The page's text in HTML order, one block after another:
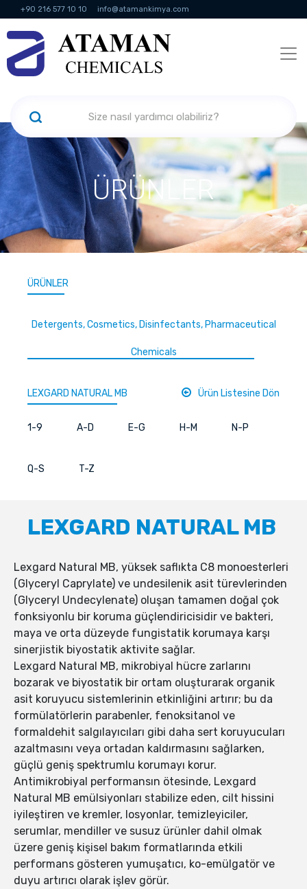
+90 216 577 10 10 info@atamankimya.com
KVKK Politikası Bilgi Toplumu Hizmetleri
ÜRÜNLER
ÜRÜNLER
Detergents, Cosmetics, Disinfectants, Pharmaceutical
Chemicals
LEXGARD NATURAL MB Ürün Listesine Dön
1-9 A-D E-G H-M N-P
Q-S T-Z
LEXGARD NATURAL MB
Lexgard Natural MB, yüksek saflıkta C8 monoesterleri
(Glyceryl Caprylate) ve undesilenik asit türevlerinden
(Glyceryl Undecylenate) oluşan tamamen doğal çok
fonksiyonlu bir koruma güçlendiricisidir ve bakteri,
maya ve orta düzeyde fungistatik korumaya karşı
sinerjistik biyostatik aktivite sağlar.
Lexgard Natural MB, mikrobiyal hücre zarlarını
bozarak ve biyostatik bir ortam oluşturarak organik
asit koruyucu sistemlerinin etkinliğini artırır; bu da
formülatörlerin parabenler, fenoksitanol ve
formaldehit salgılayıcıları gibi daha sert koruyucuları
azaltmasını veya ortadan kaldırmasını sağlarken,
güçlü geniş spektrumlu korumayı korur.
Antimikrobiyal performansın ötesinde, Lexgard
Natural MB emülsiyonları stabilize eden, cilt hissini
iyileştiren ve kremler, losyonlar, temizleyiciler,
serumlar, mendiller ve susuz ürünler dahil olmak
üzere geniş kişisel bakım formatlarında etkili
performans gösteren yumuşatıcı, ko-emülgatör ve
duyu artırıcı olarak işlev görür.